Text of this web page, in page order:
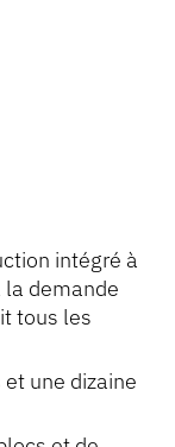
intégré à
la demande
tous les
une dizaine